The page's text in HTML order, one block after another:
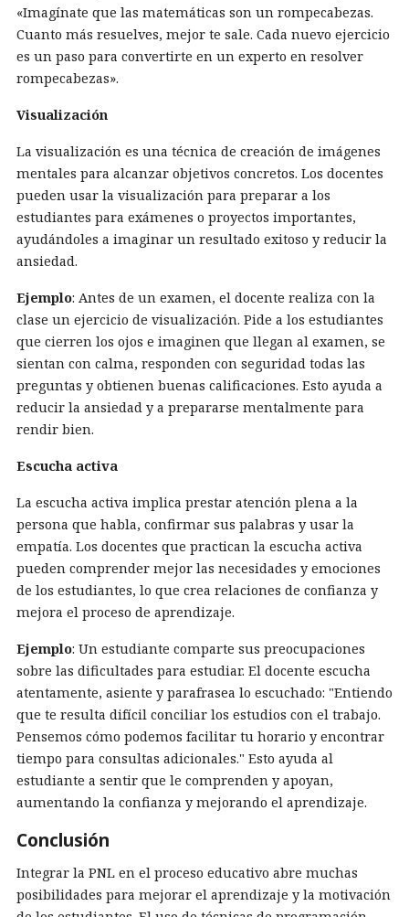
«Imagínate que las matemáticas son un rompecabezas.
Cuanto más resuelves, mejor te sale. Cada nuevo ejercicio
es un paso para convertirte en un experto en resolver
rompecabezas».
Visualización
La visualización es una técnica de creación de imágenes
mentales para alcanzar objetivos concretos. Los docentes
pueden usar la visualización para preparar a los
estudiantes para exámenes o proyectos importantes,
ayudándoles a imaginar un resultado exitoso y reducir la
ansiedad.
Ejemplo: Antes de un examen, el docente realiza con la
clase un ejercicio de visualización. Pide a los estudiantes
que cierren los ojos e imaginen que llegan al examen, se
sientan con calma, responden con seguridad todas las
preguntas y obtienen buenas calificaciones. Esto ayuda a
reducir la ansiedad y a prepararse mentalmente para
rendir bien.
Escucha activa
La escucha activa implica prestar atención plena a la
persona que habla, confirmar sus palabras y usar la
empatía. Los docentes que practican la escucha activa
pueden comprender mejor las necesidades y emociones
de los estudiantes, lo que crea relaciones de confianza y
mejora el proceso de aprendizaje.
Ejemplo: Un estudiante comparte sus preocupaciones
sobre las dificultades para estudiar. El docente escucha
atentamente, asiente y parafrasea lo escuchado: "Entiendo
que te resulta difícil conciliar los estudios con el trabajo.
Pensemos cómo podemos facilitar tu horario y encontrar
tiempo para consultas adicionales." Esto ayuda al
estudiante a sentir que le comprenden y apoyan,
aumentando la confianza y mejorando el aprendizaje.
Conclusión
Integrar la PNL en el proceso educativo abre muchas
posibilidades para mejorar el aprendizaje y la motivación